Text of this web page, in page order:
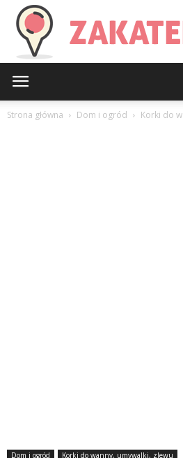
Strona główna Dom i ogród Korki do
Dom i ogród Korki do wanny, umywalki, zlewu